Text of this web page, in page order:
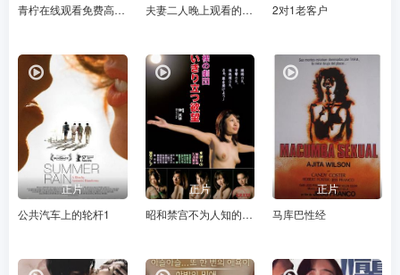
青柠在线观看免费高清电视剧8
夫妻二人晚上观看的电视剧
2对1老客户
正片
公共汽车上的轮杆1
正片
昭和禁宫不为人知的故事
正片
马库巴性经